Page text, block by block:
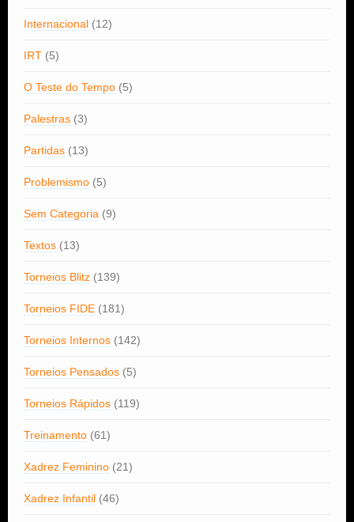
Internacional (12)
IRT (5)
O Teste do Tempo (5)
Palestras (3)
Partidas (13)
Problemismo (5)
Sem Categoria (9)
Textos (13)
Torneios Blitz (139)
Torneios FIDE (181)
Torneios Internos (142)
Torneios Pensados (5)
Torneios Rápidos (119)
Treinamento (61)
Xadrez Feminino (21)
Xadrez Infantil (46)